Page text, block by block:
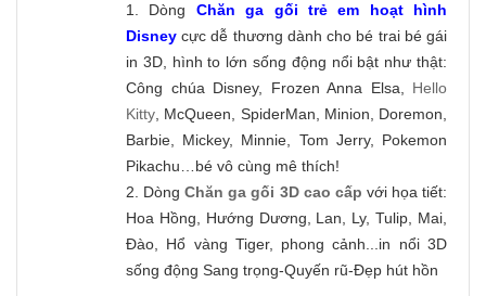
1. Dòng Chăn ga gối trẻ em hoạt hình
Disney cực dễ thương dành cho bé trai bé gái
in 3D, hình to lớn sống động nổi bật như thật:
Công chúa Disney, Frozen Anna Elsa, Hello
Kitty, McQueen, SpiderMan, Minion, Doremon,
Barbie, Mickey, Minnie, Tom Jerry, Pokemon
Pikachu…bé vô cùng mê thích!
2. DòngChăn ga gối 3D cao cấp với họa tiết:
Hoa Hồng, Hướng Dương, Lan, Ly, Tulip, Mai,
Đào, Hổ vàng Tiger, phong cảnh...in nổi 3D
sống động Sang trọng-Quyến rũ-Đẹp hút hồn